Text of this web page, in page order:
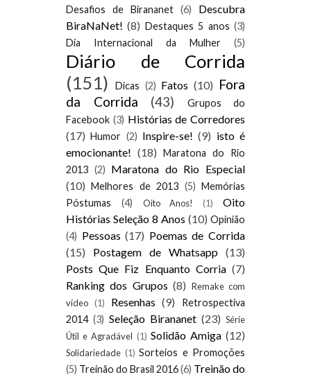
Desafios de Birananet (6)
Descubra
BiraNaNet! (8) Destaques 5 anos (3)
Dia Internacional da Mulher
(5)
Diário de Corrida
(151)
Dicas (2) Fatos (10) Fora
da Corrida
(43)
Grupos do
Facebook (3) Histórias de Corredores
(17) Humor (2) Inspire-se! (9) isto é
emocionante! (18) Maratona do Rio
2013 (2) Maratona do Rio Especial
(10) Melhores de 2013 (5) Memórias
Póstumas
(4) Oito Anos! (1)
Oito
Histórias Seleção 8 Anos (10) Opinião
(4) Pessoas (17) Poemas de Corrida
(15)
Postagem de Whatsapp (13)
Posts Que Fiz Enquanto Corria (7)
Ranking dos Grupos (8) Remake com
vídeo
(1) Resenhas (9)
Retrospectiva
2014 (3) Seleção Birananet (23) Série
Útil e Agradável (1) Solidão Amiga (12)
Solidariedade (1) Sorteios e Promoções
(5) Treinão do Brasil 2016(6) Treinão do